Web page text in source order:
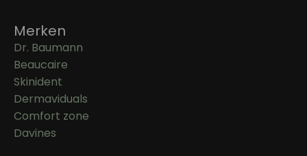
Merken
Dr. Baumann
Beaucaire
Skinident
Dermaviduals
Comfort zone
Davines